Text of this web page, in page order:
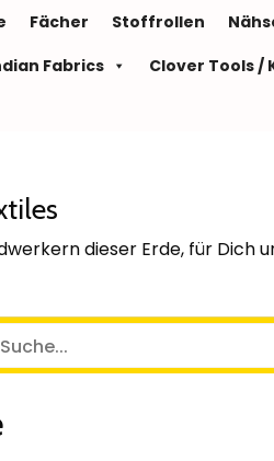
Fächer Stoffrollen
Fabrics
Clover Tools /
dieser Erde, für Dich